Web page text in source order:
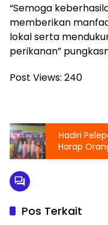
“Semoga
memberikan
lokal serta
perikanan”
Post Views: 240
Hadiri
Harap
Pos Terkait